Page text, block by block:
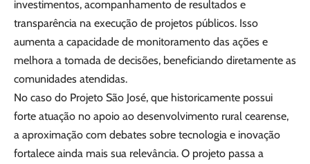
investimentos, acompanhamento de resultados e
transparência na execução de projetos públicos. Isso
aumenta a capacidade de monitoramento das ações e
melhora a tomada de decisões, beneficiando diretamente as
comunidades atendidas.
No caso do Projeto São José, que historicamente possui
forte atuação no apoio ao desenvolvimento rural cearense,
a aproximação com debates sobre tecnologia e inovação
fortalece ainda mais sua relevância. O projeto passa a